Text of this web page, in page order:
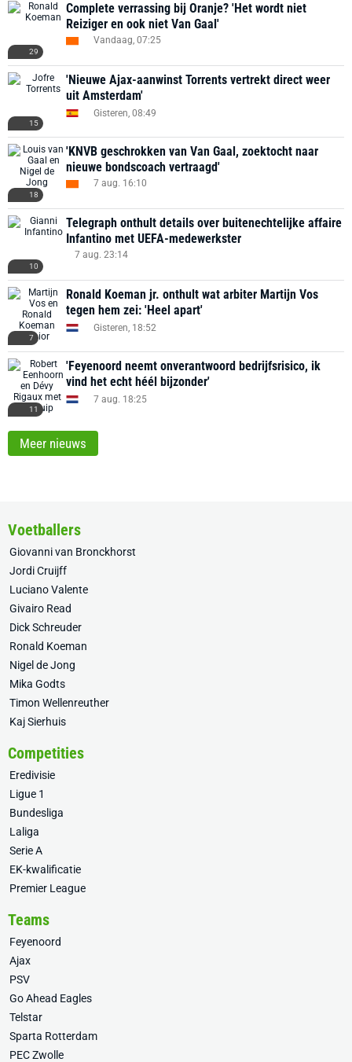
29
Complete verrassing bij Oranje? 'Het wordt niet
Reiziger en ook niet Van Gaal'
Vandaag, 07:25
15
'Nieuwe Ajax-aanwinst Torrents vertrekt direct weer
uit Amsterdam'
Gisteren, 08:49
18
'KNVB geschrokken van Van Gaal, zoektocht naar
nieuwe bondscoach vertraagd'
7 aug. 16:10
10
Telegraph onthult details over buitenechtelijke affaire
Infantino met UEFA-medewerkster
7 aug. 23:14
7
Ronald Koeman jr. onthult wat arbiter Martijn Vos
tegen hem zei: 'Heel apart'
Gisteren, 18:52
11
'Feyenoord neemt onverantwoord bedrijfsrisico, ik
vind het echt héél bijzonder'
7 aug. 18:25
Meer nieuws
Voetballers
Giovanni van Bronckhorst
Jordi Cruijff
Luciano Valente
Givairo Read
Dick Schreuder
Ronald Koeman
Nigel de Jong
Mika Godts
Timon Wellenreuther
Kaj Sierhuis
Competities
Eredivisie
Ligue 1
Bundesliga
Laliga
Serie A
EK-kwalificatie
Premier League
Teams
Feyenoord
Ajax
PSV
Go Ahead Eagles
Telstar
Sparta Rotterdam
PEC Zwolle